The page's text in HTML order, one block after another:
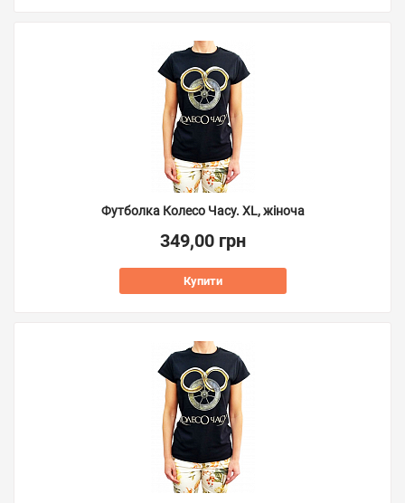
Футболка Колесо Часу. XL, жіноча
349,00 грн
Купити